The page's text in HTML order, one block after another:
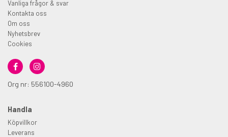
Vanliga frågor & svar
Kontakta oss
Om oss
Nyhetsbrev
Cookies
Org nr: 556100-4960
Handla
Köpvillkor
Leverans